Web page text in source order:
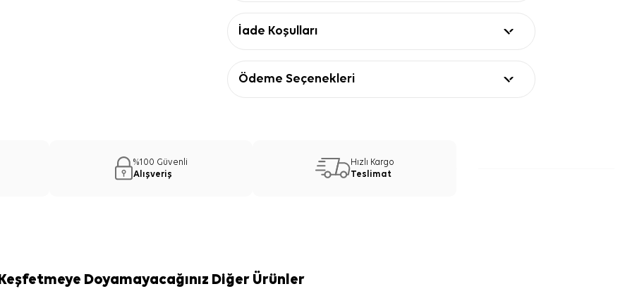
İade Koşulları
Ödeme Seçenekleri
%100 Güvenli
Alışveriş
Hızlı Kargo
Teslimat
Keşfetmeye Doyamayacağınız Diğer Ürünler